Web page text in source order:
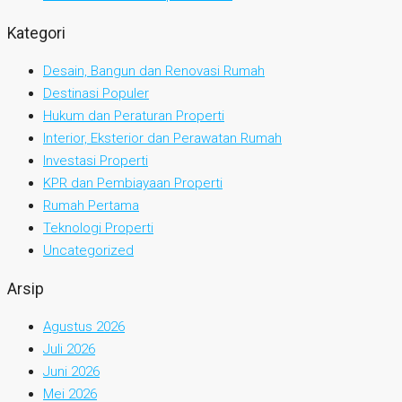
Kategori
Desain, Bangun dan Renovasi Rumah
Destinasi Populer
Hukum dan Peraturan Properti
Interior, Eksterior dan Perawatan Rumah
Investasi Properti
KPR dan Pembiayaan Properti
Rumah Pertama
Teknologi Properti
Uncategorized
Arsip
Agustus 2026
Juli 2026
Juni 2026
Mei 2026